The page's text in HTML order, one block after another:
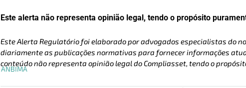
Este alerta não representa opinião legal, tendo o propósito
Este Alerta Regulatório foi elaborado por advogados especialistas do
diariamente as publicações normativas para fornecer informações
conteúdo não representa opinião legal do Compliasset, tendo o
ANBIMA